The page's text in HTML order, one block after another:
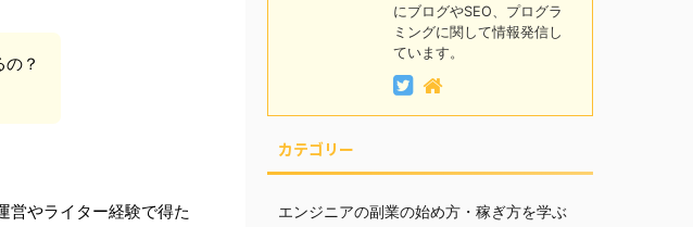
？
営やライター経験で得た
にブログやSEO、プログラ
ミングに関して情報発信し
ています。
カテゴリー
エンジニアの副業の始め方・稼ぎ方を学ぶ